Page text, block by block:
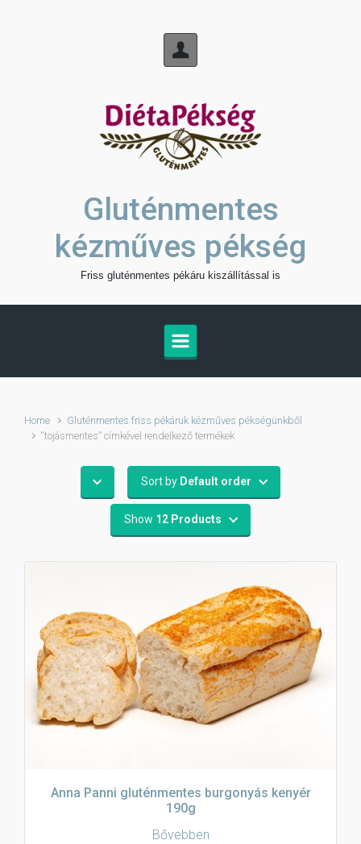
Gluténmentes
kézműves pékség
Friss gluténmentes pékáru kiszállítással is
Home
Gluténmentes friss pékáruk kézműves pékségünkből
“tojásmentes” címkével rendelkező termékek
Sort by Default order
Show 12 Products
Anna Panni gluténmentes burgonyás kenyér
190g
Bővebben